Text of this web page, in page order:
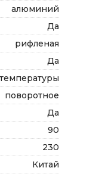
алюминий
Да
рифленая
Да
поворотное
Да
90
230
Китай